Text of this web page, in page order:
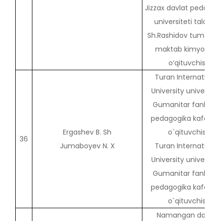
Jizzax davlat
universiteti
Sh.Rashidov tumani
maktab kimyo fani
o‘qituvchisi
36
Ergashev B. Sh
Jumaboyev N. X
Turan International
University
Gumanitar fanlar
pedagogika
o`qituvchisi
Turan International
University
Gumanitar fanlar
pedagogika
o`qituvchisi
Namangan davlat